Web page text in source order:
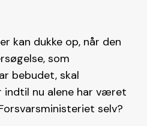
kan dukke op, når den
som
bebudet, skal
indtil nu alene har været
selv?